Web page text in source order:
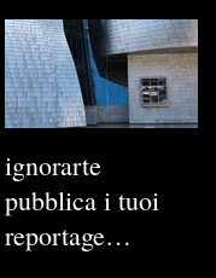
ignorarte
pubblica i tuoi
reportage